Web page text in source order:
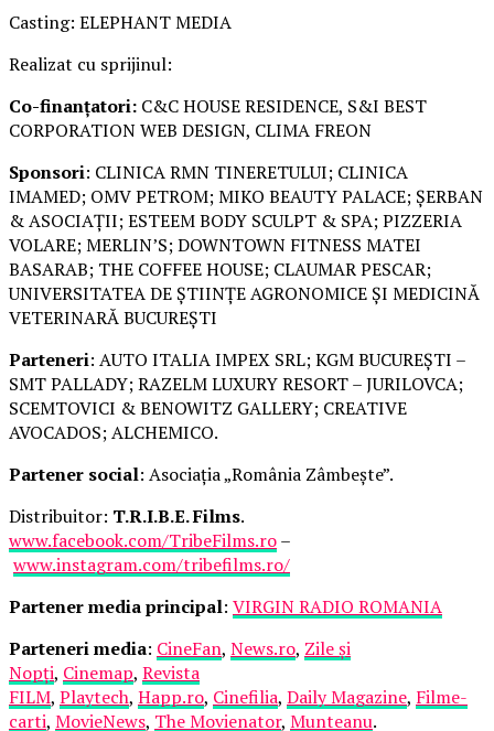
Casting: ELEPHANT MEDIA
Realizat cu sprijinul:
Co-finanțatori: C&C HOUSE RESIDENCE, S&I BEST
CORPORATION WEB DESIGN, CLIMA FREON
Sponsori: CLINICA RMN TINERETULUI; CLINICA
IMAMED; OMV PETROM; MIKO BEAUTY PALACE; ȘERBAN
& ASOCIAȚII; ESTEEM BODY SCULPT & SPA; PIZZERIA
VOLARE; MERLIN’S; DOWNTOWN FITNESS MATEI
BASARAB; THE COFFEE HOUSE; CLAUMAR PESCAR;
UNIVERSITATEA DE ȘTIINȚE AGRONOMICE ȘI MEDICINĂ
VETERINARĂ BUCUREȘTI
Parteneri: AUTO ITALIA IMPEX SRL; KGM BUCUREȘTI –
SMT PALLADY; RAZELM LUXURY RESORT – JURILOVCA;
SCEMTOVICI & BENOWITZ GALLERY; CREATIVE
AVOCADOS; ALCHEMICO.
Partener social: Asociația „România Zâmbește”.
Distribuitor: T.R.I.B.E. Films.
www.facebook.com/TribeFilms.ro–
www.instagram.com/tribefilms.ro/
Partener media principal: VIRGIN RADIO ROMANIA
Parteneri media: CineFan, News.ro, Zile și
Nopți, Cinemap, Revista
FILM, Playtech, Happ.ro, Cinefilia, Daily Magazine, Filme-
carti, MovieNews, The Movienator, Munteanu.